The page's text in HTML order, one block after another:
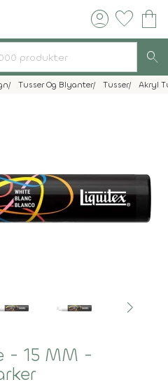
account_circle favorite shopping_bag
search
Tusser Og Blyanter Tusser Akryl
- 15 MM -